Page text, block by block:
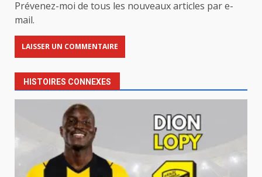
Prévenez-moi de tous les nouveaux articles par e-
mail.
HISTOIRES CONNEXES